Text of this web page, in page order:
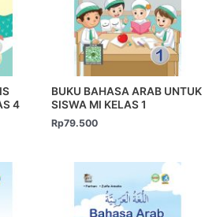
4
BUKU BAHASA ARAB UNTUK
SISWA MI KELAS 1
Rp79.500